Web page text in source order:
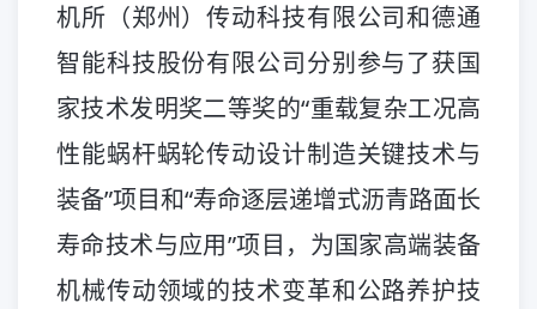
机所（郑州）传动科技有限公司和德通
智能科技股份有限公司分别参与了获国
家技术发明奖二等奖的“重载复杂工况高
性能蜗杆蜗轮传动设计制造关键技术与
装备”项目和“寿命逐层递增式沥青路面长
寿命技术与应用”项目，为国家高端装备
机械传动领域的技术变革和公路养护技